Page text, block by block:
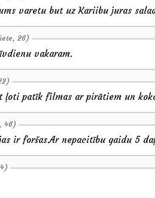
varetu but uz Kariibu juras
26)
vakaram.
ļoti patīk filmas ar pirātiem un
46)
ir foršas.Ar nepacitību gaidu 5